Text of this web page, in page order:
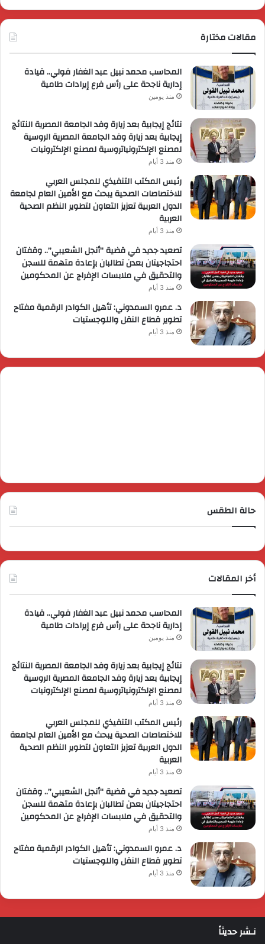
مقالات مختارة
المحاسب محمد نبيل عبد الغفار فولي.. قيادة
إدارية ناجحة على رأس فرع إيرادات طامية
منذ يومين
نتائج إيجابية بعد زيارة وفد الجامعة المصرية النتائج
إيجابية بعد زيارة وفد الجامعة المصرية الروسية
لمصنع الإلكترونياتروسية لمصنع الإلكترونيات
منذ 3 أيام
رئيس المكتب التنفيذي للمجلس العربي
للاختصاصات الصحية يبحث مع الأمين العام لجامعة
الدول العربية تعزيز التعاون لتطوير النظم الصحية
العربية
منذ 3 أيام
تصعيد جديد في قضية “أنجل الشعيبي”.. وقفتان
احتجاجيتان بعدن تطالبان بإعادة متهمة للسجن
والتحقيق في ملابسات الإفراج عن المحكومين
منذ 3 أيام
د. عمرو السمدوني: تأهيل الكوادر الرقمية مفتاح
تطوير قطاع النقل واللوجستيات
منذ 3 أيام
حالة الطقس
أخر المقالات
المحاسب محمد نبيل عبد الغفار فولي.. قيادة
إدارية ناجحة على رأس فرع إيرادات طامية
منذ يومين
نتائج إيجابية بعد زيارة وفد الجامعة المصرية النتائج
إيجابية بعد زيارة وفد الجامعة المصرية الروسية
لمصنع الإلكترونياتروسية لمصنع الإلكترونيات
منذ 3 أيام
رئيس المكتب التنفيذي للمجلس العربي
للاختصاصات الصحية يبحث مع الأمين العام لجامعة
الدول العربية تعزيز التعاون لتطوير النظم الصحية
العربية
منذ 3 أيام
تصعيد جديد في قضية “أنجل الشعيبي”.. وقفتان
احتجاجيتان بعدن تطالبان بإعادة متهمة للسجن
والتحقيق في ملابسات الإفراج عن المحكومين
منذ 3 أيام
د. عمرو السمدوني: تأهيل الكوادر الرقمية مفتاح
تطوير قطاع النقل واللوجستيات
منذ 3 أيام
نـشر حديثاً